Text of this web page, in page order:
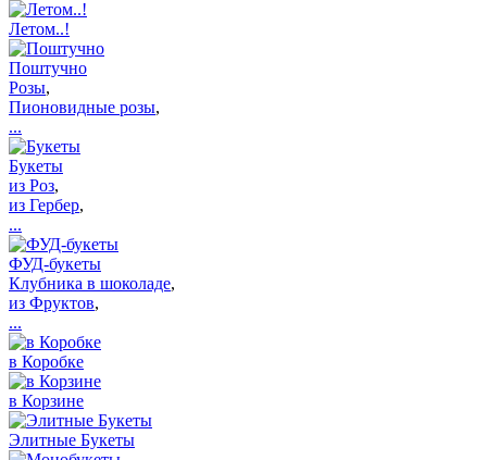
Летом..!
Поштучно
Розы,
Пионовидные розы,
...
Букеты
из Роз,
из Гербер,
...
ФУД-букеты
Клубника в шоколаде,
из Фруктов,
...
в Коробке
в Корзине
Элитные Букеты